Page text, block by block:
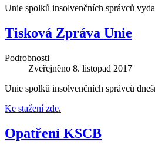
Unie spolků insolvenčních správců
Tisková Zpráva Unie
Podrobnosti
Zveřejněno 8. listopad 2017
Unie spolků insolvenčních správců
Ke stažení zde.
Opatření KSCB